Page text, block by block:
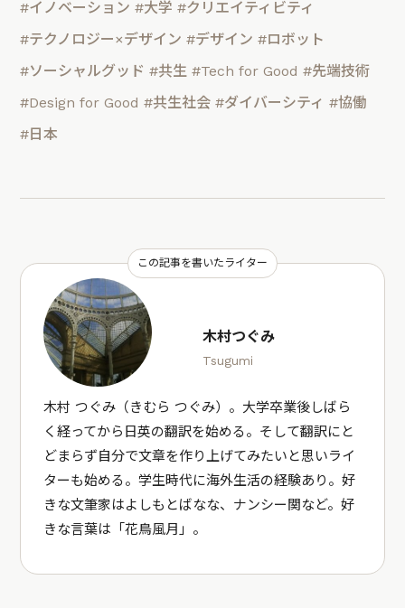
#イノベーション #大学 #クリエイティビティ
#テクノロジー×デザイン #デザイン #ロボット
#ソーシャルグッド #共生 #Tech for Good #先端技術
#Design for Good #共生社会 #ダイバーシティ #協働
#日本
この記事を書いたライター
木村つぐみ
Tsugumi
木村 つぐみ（きむら つぐみ）。大学卒業後しばら
く経ってから日英の翻訳を始める。そして翻訳にと
どまらず自分で文章を作り上げてみたいと思いライ
ターも始める。学生時代に海外生活の経験あり。好
きな文筆家はよしもとばなな、ナンシー関など。好
きな言葉は「花鳥風月」。